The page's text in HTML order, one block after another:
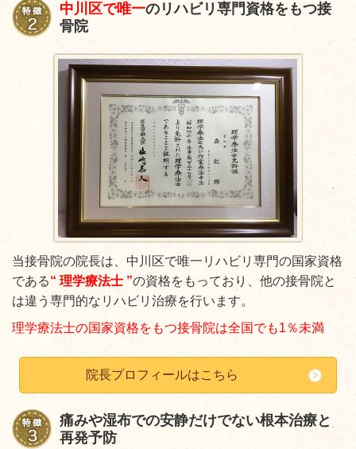
中川区で唯一のリハビリ専門資格をもつ接
骨院
当接骨院の院長は、中川区で唯一リハビリ専門の国家資格
である“ 理学療法士 ”の資格をもっており、他の接骨院と
は違う専門的なリハビリ治療を行います。
理学療法士の国家資格をもつ接骨院は全国でも1％未満
院長プロフィールはこちら
痛みや湿布での安静だけでない根本治療と
再発予防